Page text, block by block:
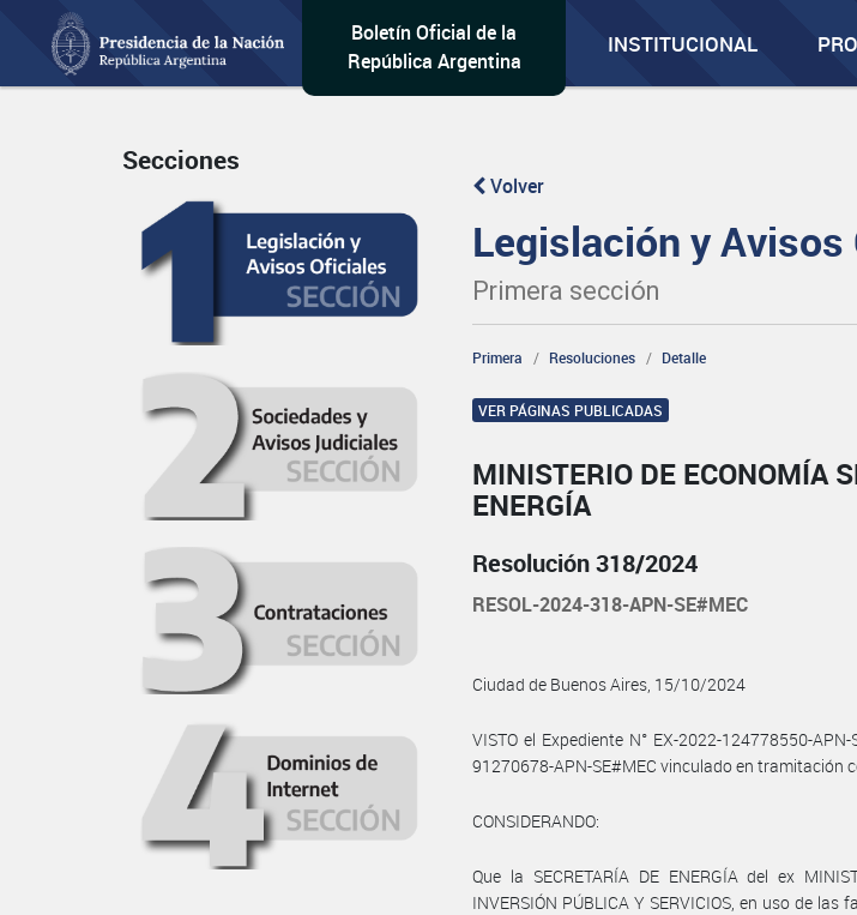
Boletín Oficial de la
República Argentina
INSTITUCIONAL
Secciones
Volver
Legislación y
Primera sección
Primera Resoluciones Detalle
VER PÁGINAS PUBLICADAS
MINISTERIO DE ECONOMÍA
ENERGÍA
Resolución 318/2024
RESOL-2024-318-APN-SE#MEC
Ciudad de Buenos Aires, 15/10/2024
VISTO el Expediente N° EX-2022-124778550-
91270678-APN-SE#MEC vinculado en tramitación
CONSIDERANDO:
Que la SECRETARÍA DE ENERGÍA del ex
INVERSIÓN PÚBLICA Y SERVICIOS, en uso de las